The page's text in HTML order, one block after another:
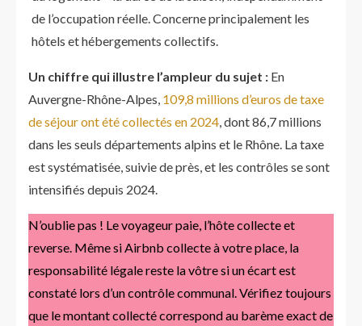
de l’occupation réelle. Concerne principalement les
hôtels et hébergements collectifs.
Un chiffre qui illustre l’ampleur du sujet : En
Auvergne-Rhône-Alpes, 109,8 millions d’euros de taxe
de séjour ont été collectés en 2024, dont 86,7 millions
dans les seuls départements alpins et le Rhône. La taxe
est systématisée, suivie de près, et les contrôles se sont
intensifiés depuis 2024.
N’oublie pas ! Le voyageur paie, l’hôte collecte et
reverse. Même si Airbnb collecte à votre place, la
responsabilité légale reste la vôtre si un écart est
constaté lors d’un contrôle communal. Vérifiez toujours
que le montant collecté correspond au barème exact de